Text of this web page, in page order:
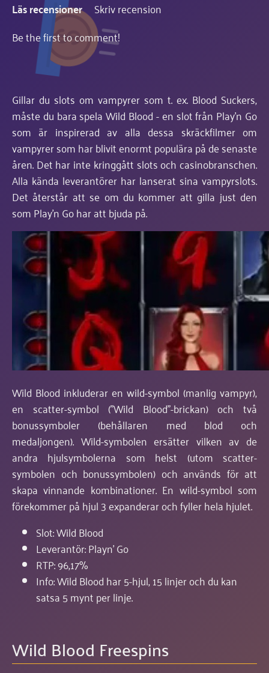
Läs recensioner
Skriv recension
Be the first to comment!
Gillar du slots om vampyrer som t. ex. Blood Suckers,
måste du bara spela Wild Blood - en slot från Play'n Go
som är inspirerad av alla dessa skräckfilmer om
vampyrer som har blivit enormt populära på de senaste
åren. Det har inte kringgått slots och casinobranschen.
Alla kända leverantörer har lanserat sina vampyrslots.
Det återstår att se om du kommer att gilla just den
som Play'n Go har att bjuda på.
Wild Blood inkluderar en wild-symbol (manlig vampyr),
en scatter-symbol ("Wild Blood"-brickan) och två
bonussymboler (behållaren med blod och
medaljongen). Wild-symbolen ersätter vilken av de
andra hjulsymbolerna som helst (utom scatter-
symbolen och bonussymbolen) och används för att
skapa vinnande kombinationer. En wild-symbol som
förekommer på hjul 3 expanderar och fyller hela hjulet.
Slot: Wild Blood
Leverantör: Playn' Go
RTP: 96,17%
Info: Wild Blood har 5-hjul, 15 linjer och du kan
satsa 5 mynt per linje.
Wild Blood Freespins